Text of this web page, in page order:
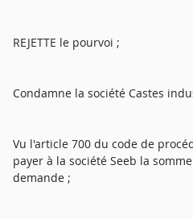
REJETTE le pourvoi ;
Condamne la société Castes
Vu l'article 700 du code de
payer à la société Seeb la
demande ;